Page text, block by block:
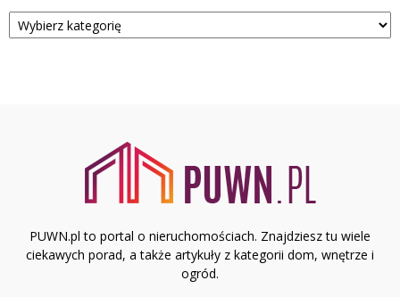
Kategorie
PUWN.pl to portal o nieruchomościach. Znajdziesz tu wiele
ciekawych porad, a także artykuły z kategorii dom, wnętrze i
ogród.